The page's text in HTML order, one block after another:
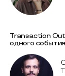
Transaction
одного